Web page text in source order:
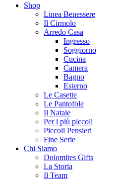
Shop
Linea Benessere
Il Cirmolo
Arredo Casa
Ingresso
Soggiorno
Cucina
Camera
Bagno
Esterno
Le Casette
Le Pantofole
Il Natale
Per i più piccoli
Piccoli Pensieri
Fine Serie
Chi Siamo
Dolomites Gifts
La Storia
Il Team